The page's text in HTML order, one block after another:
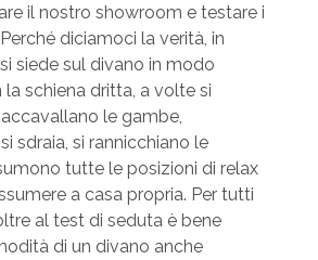
il nostro showroom e testare i
diciamoci la verità, in
siede sul divano in modo
schiena dritta, a volte si
le gambe,
sdraia, si rannicchiano le
tutte le posizioni di relax
a casa propria. Per tutti
al test di seduta è bene
di un divano anche